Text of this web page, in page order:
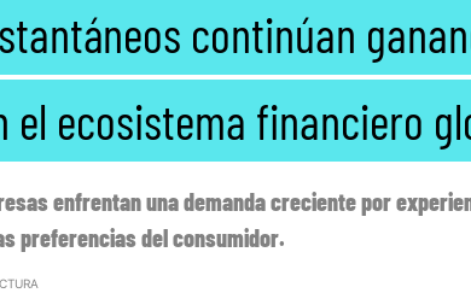
continúan
el ecosistema financiero
enfrentan una demanda creciente por
preferencias del consumidor.